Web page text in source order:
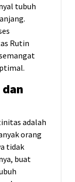
tubuh
Rutin
adalah
orang
tidak
buat